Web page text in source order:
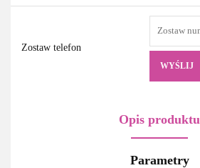
Zostaw telefon
WYŚLIJ
Opis produktu
Parametry